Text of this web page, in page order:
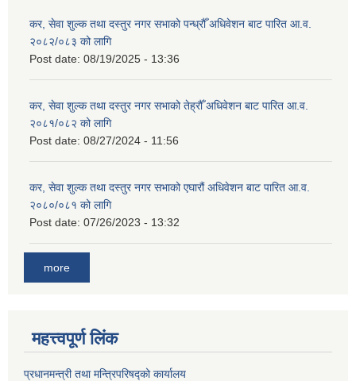
कर, सेवा शुल्क तथा दस्तुर नगर सभाको पन्ध्रौँ अधिवेशन बाट पारित आ.व.
२०८२/०८३ को लागि
Post date: 08/19/2025 - 13:36
कर, सेवा शुल्क तथा दस्तुर नगर सभाको तेह्रौँ अधिवेशन बाट पारित आ.व.
२०८१/०८२ को लागि
Post date: 08/27/2024 - 11:56
कर, सेवा शुल्क तथा दस्तुर नगर सभाको एघारौं अधिवेशन बाट पारित आ.व.
२०८०/०८१ को लागि
Post date: 07/26/2023 - 13:32
more
महत्त्वपूर्ण लिंक
प्रधानमन्त्री तथा मन्त्रिपरिषद्को कार्यालय